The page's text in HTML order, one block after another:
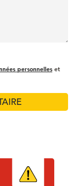
personnelles et